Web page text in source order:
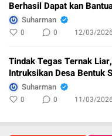
Berhasil Dapat kan
Suharman
0 0 12/03/2026
Tindak Tegas Ternak
Intruksikan Desa Bentuk
Suharman
0 0 11/03/2026